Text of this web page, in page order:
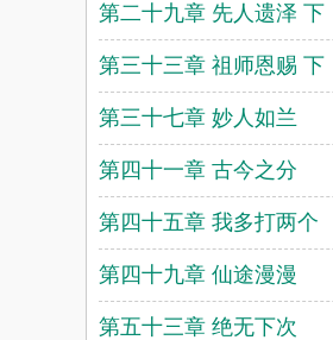
第二十九章 先人遗泽 下
第三十三章 祖师恩赐 下
第三十七章 妙人如兰
第四十一章 古今之分
第四十五章 我多打两个
第四十九章 仙途漫漫
第五十三章 绝无下次